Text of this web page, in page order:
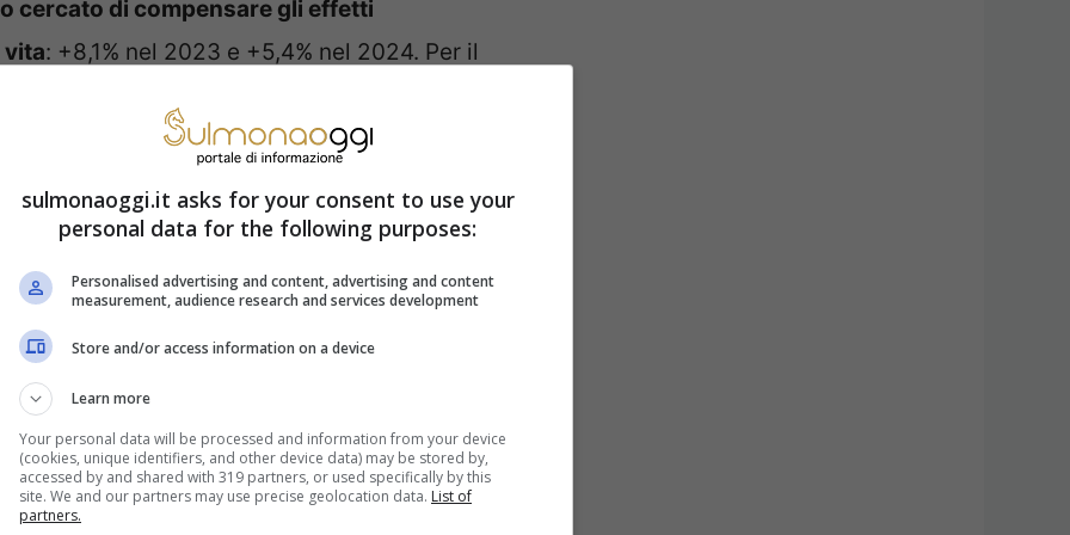
cercato di compensare gli effetti
vita: +8,1% nel 2023 e +5,4% nel 2024. Per il
più modesta dell’1,6%, equivalente a
trattamento minimo.
nel 2025
innalzarsi fino a mille euro sembrano
economica e le restrizioni imposte dal
prevedere incrementi significativi nelle
dei trattamenti pensionistici
sulmonaoggi.it asks for your consent to use your
personal data for the following purposes:
Personalised advertising and content, advertising and content
measurement, audience research and services development
Store and/or access information on a device
Learn more
Your personal data will be processed and information from your device
(cookies, unique identifiers, and other device data) may be stored by,
accessed by and shared with 319 partners, or used specifically by this
site. We and our partners may use precise geolocation data. List of
partners.